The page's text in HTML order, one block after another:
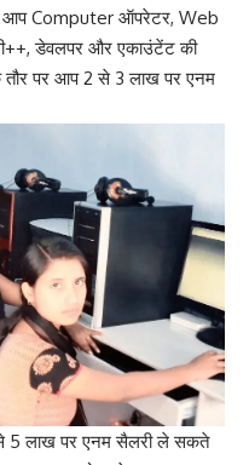
आप Computer ऑपरेटर, Web
डेवलपर और एकाउंटेंट की
पर आप 2 से 3 लाख पर एनम
5 लाख पर एनम सैलरी ले सकते